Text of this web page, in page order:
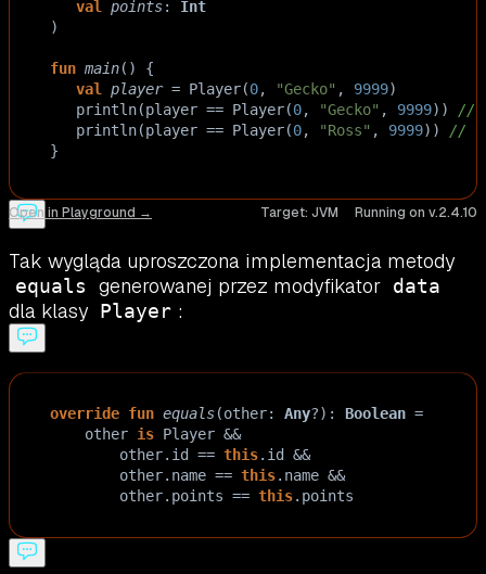
val points: Int
)
fun main() {
val player = Player(0, "Gecko" , 9999)
println(player == Player(0, "Gecko" , 9999)) //
println(player == Player(0, "Ross" , 9999)) //
}
Open in Playground → Target: JVM Running on v.2.4.10
Tak wygląda uproszczona implementacja metody
equals generowanej przez modyfikator data
dla klasy Player :
override fun equals(other: Any?): Boolean =
other is Player &&
other. id == this. id
&&
other. name == this. name &&
other. points == this. points